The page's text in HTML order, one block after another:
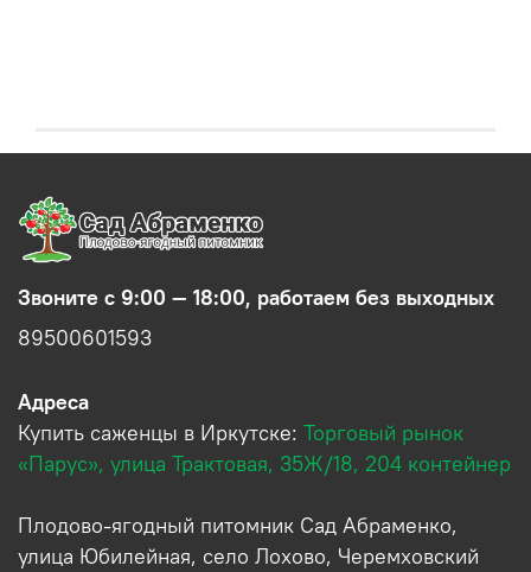
Звоните с 9:00 — 18:00, работаем без выходных
89500601593
Адреса
Купить саженцы в Иркутске: Торговый рынок
«Парус», улица Трактовая, 35Ж/18, 204 контейнер
Плодово-ягодный питомник Сад Абраменко,
улица Юбилейная, село Лохово, Черемховский